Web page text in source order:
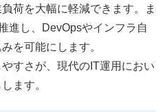
荷を大幅に軽減できます。ま
進し、DevOpsやインフラ自
を可能にします。
すさが、現代のIT運用におい
ます。